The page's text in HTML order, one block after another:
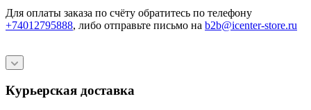
Для оплаты заказа по счёту обратитесь по телефону
+74012795888, либо отправьте письмо на b2b@icenter-store.ru
Курьерская доставка